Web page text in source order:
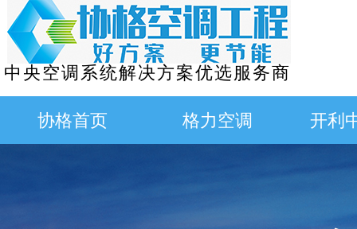
中央空调系统解决方案优选服务商
协格首页 格力空调 开利